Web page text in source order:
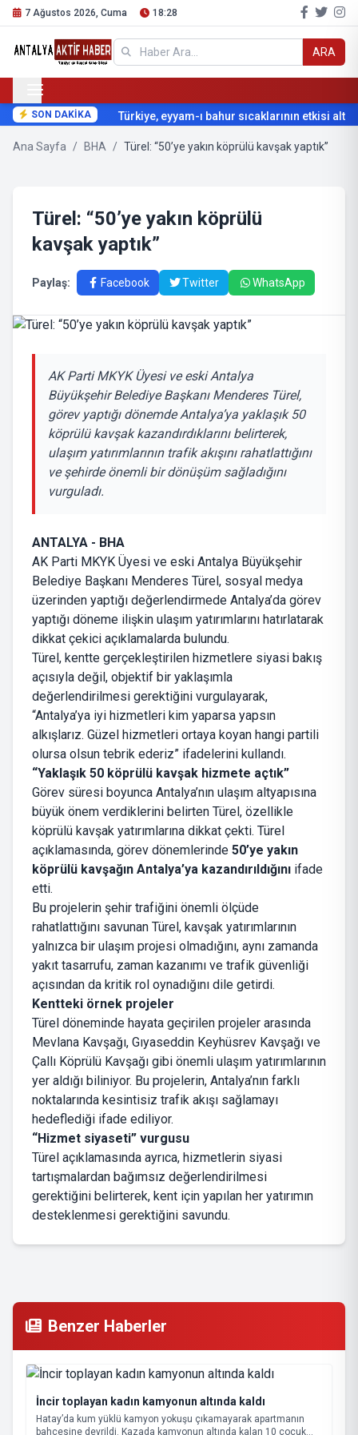
7 Ağustos 2026, Cuma 18:28
ARA
SON DAKİKA Türkiye, eyyam-ı bahur sıcaklarının etkisi
Ana Sayfa / BHA / Türel: “50’ye yakın köprülü kavşak yaptık”
Türel: “50’ye yakın köprülü
kavşak yaptık”
Paylaş: Facebook Twitter WhatsApp
AK Parti MKYK Üyesi ve eski Antalya
Büyükşehir Belediye Başkanı Menderes Türel,
görev yaptığı dönemde Antalya’ya yaklaşık 50
köprülü kavşak kazandırdıklarını belirterek,
ulaşım yatırımlarının trafik akışını rahatlattığını
ve şehirde önemli bir dönüşüm sağladığını
vurguladı.
ANTALYA - BHA
AK Parti MKYK Üyesi ve eski Antalya Büyükşehir
Belediye Başkanı Menderes Türel, sosyal medya
üzerinden yaptığı değerlendirmede Antalya’da görev
yaptığı döneme ilişkin ulaşım yatırımlarını hatırlatarak
dikkat çekici açıklamalarda bulundu.
Türel, kentte gerçekleştirilen hizmetlere siyasi bakış
açısıyla değil, objektif bir yaklaşımla
değerlendirilmesi gerektiğini vurgulayarak,
“Antalya’ya iyi hizmetleri kim yaparsa yapsın
alkışlarız. Güzel hizmetleri ortaya koyan hangi partili
olursa olsun tebrik ederiz” ifadelerini kullandı.
“Yaklaşık 50 köprülü kavşak hizmete açtık”
Görev süresi boyunca Antalya’nın ulaşım altyapısına
büyük önem verdiklerini belirten Türel, özellikle
köprülü kavşak yatırımlarına dikkat çekti. Türel
açıklamasında, görev dönemlerinde 50’ye yakın
köprülü kavşağın Antalya’ya kazandırıldığını ifade
etti.
Bu projelerin şehir trafiğini önemli ölçüde
rahatlattığını savunan Türel, kavşak yatırımlarının
yalnızca bir ulaşım projesi olmadığını, aynı zamanda
yakıt tasarrufu, zaman kazanımı ve trafik güvenliği
açısından da kritik rol oynadığını dile getirdi.
Kentteki örnek projeler
Türel döneminde hayata geçirilen projeler arasında
Mevlana Kavşağı, Gıyaseddin Keyhüsrev Kavşağı ve
Çallı Köprülü Kavşağı gibi önemli ulaşım yatırımlarının
yer aldığı biliniyor. Bu projelerin, Antalya’nın farklı
noktalarında kesintisiz trafik akışı sağlamayı
hedeflediği ifade ediliyor.
“Hizmet siyaseti” vurgusu
Türel açıklamasında ayrıca, hizmetlerin siyasi
tartışmalardan bağımsız değerlendirilmesi
gerektiğini belirterek, kent için yapılan her yatırımın
desteklenmesi gerektiğini savundu.
Benzer Haberler
İncir toplayan kadın kamyonun altında kaldı
Hatay’da kum yüklü kamyon yokuşu çıkamayarak apartmanın
bahçesine devrildi. Kazada kamyonun altında kalan 10 çocuk